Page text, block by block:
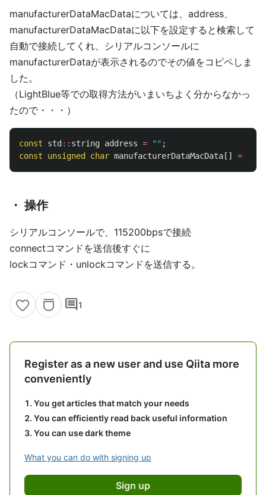
manufacturerDataMacDataについては、address、
manufacturerDataMacDataに以下を設定すると検索して
自動で接続してくれ、シリアルコンソールに
manufacturerDataが表示されるのでその値をコピペしま
した。
（LightBlue等での取得方法がいまいちよく分からなかっ
たので・・・）
const std :: string address = "" ;
const
unsigned char manufacturerDataMacData [] =
・ 操作
シリアルコンソールで、115200bpsで接続
connectコマンドを送信後すぐに
lockコマンド・unlockコマンドを送信する。
comment1
Register as a new user and use Qiita more
conveniently
You get articles that match your needs
You can efficiently read back useful information
You can use dark theme
What you can do with signing up
Sign up